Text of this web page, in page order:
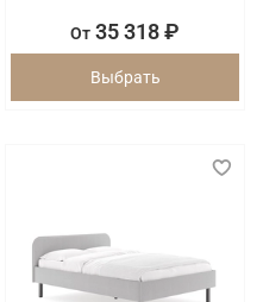
От 35 318 ₽
Выбрать